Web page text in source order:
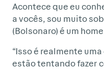
Acontece que eu
a vocês, sou muito
(Bolsonaro) é um
“Isso é realmente
estão tentando fazer